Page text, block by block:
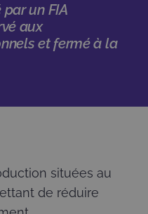
un FIA
aux
et fermé à la
situées au
de réduire